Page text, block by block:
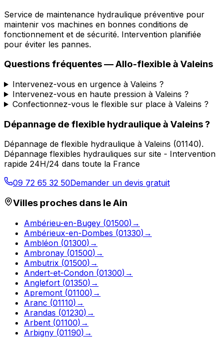
Service de maintenance hydraulique préventive pour
maintenir vos machines en bonnes conditions de
fonctionnement et de sécurité. Intervention planifiée
pour éviter les pannes.
Questions fréquentes —Allo-flexible à Valeins
Intervenez-vous en urgence à Valeins ?
Intervenez-vous en haute pression à Valeins ?
Confectionnez-vous le flexible sur place à Valeins ?
Dépannage de flexible hydraulique à Valeins?
Dépannage de flexible hydraulique à Valeins (01140).
Dépannage flexibles hydrauliques sur site - Intervention
rapide 24H/24 dans toute la France
09 72 65 32 50Demander un devis gratuit
Villes proches dans leAin
Ambérieu-en-Bugey (01500) →
Ambérieux-en-Dombes (01330) →
Ambléon (01300) →
Ambronay (01500) →
Ambutrix (01500) →
Andert-et-Condon (01300) →
Anglefort (01350) →
Apremont (01100) →
Aranc (01110) →
Arandas (01230) →
Arbent (01100) →
Arbigny (01190) →